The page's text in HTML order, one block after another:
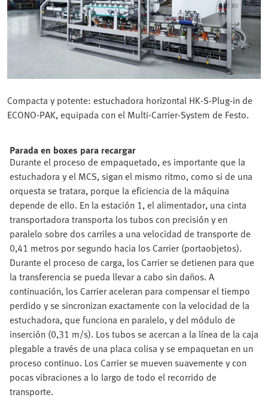
Compacta y potente: estuchadora horizontal HK-S-Plug-in de
ECONO-PAK, equipada con el Multi-Carrier-System de Festo.
Parada en boxes para recargar
Durante el proceso de empaquetado, es importante que la
estuchadora y el MCS, sigan el mismo ritmo, como si de una
orquesta se tratara, porque la eficiencia de la máquina
depende de ello. En la estación 1, el alimentador, una cinta
transportadora transporta los tubos con precisión y en
paralelo sobre dos carriles a una velocidad de transporte de
0,41 metros por segundo hacia los Carrier (portaobjetos).
Durante el proceso de carga, los Carrier se detienen para que
la transferencia se pueda llevar a cabo sin daños. A
continuación, los Carrier aceleran para compensar el tiempo
perdido y se sincronizan exactamente con la velocidad de la
estuchadora, que funciona en paralelo, y del módulo de
inserción (0,31 m/s). Los tubos se acercan a la línea de la caja
plegable a través de una placa colisa y se empaquetan en un
proceso continuo. Los Carrier se mueven suavemente y con
pocas vibraciones a lo largo de todo el recorrido de
transporte.